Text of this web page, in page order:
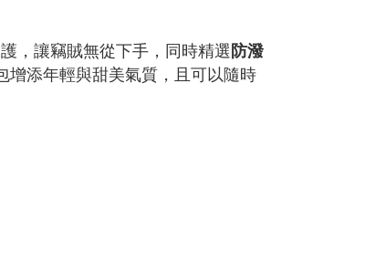
，讓竊賊無從下手，同時精選防潑
添年輕與甜美氣質，且可以隨時